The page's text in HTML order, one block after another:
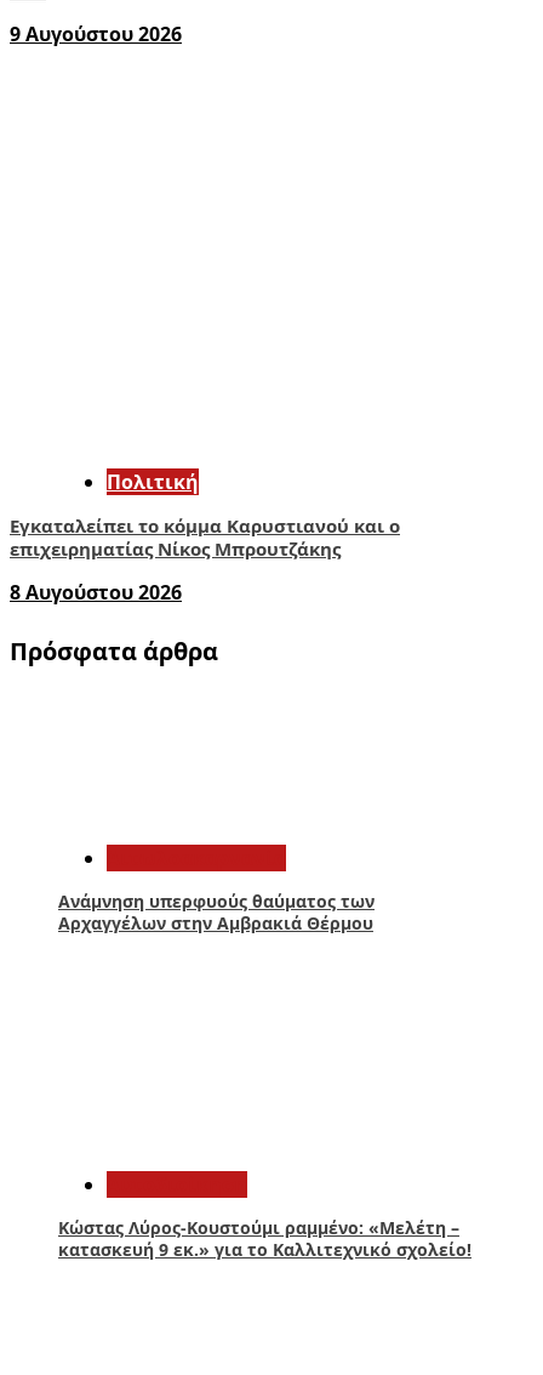
9 Αυγούστου 2026
Πολιτική
Εγκαταλείπει το κόμμα Καρυστιανού και ο
επιχειρηματίας Νίκος Μπρουτζάκης
8 Αυγούστου 2026
Πρόσφατα άρθρα
Ανάμνηση υπερφυούς θαύματος των
Αρχαγγέλων στην Αμβρακιά Θέρμου
Κώστας Λύρος-Κουστούμι ραμμένο: «Μελέτη –
κατασκευή 9 εκ.» για το Καλλιτεχνικό σχολείο!